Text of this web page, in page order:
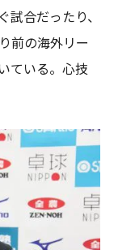
試合だったり、
前の海外リー
ている。心技